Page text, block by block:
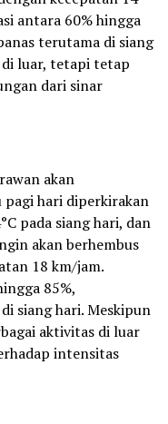
antara 60% hingga
terutama di siang
luar, tetapi tetap
dari sinar
akan
pagi hari diperkirakan
pada siang hari, dan
akan berhembus
18 km/jam.
85%,
siang hari. Meskipun
aktivitas di luar
intensitas